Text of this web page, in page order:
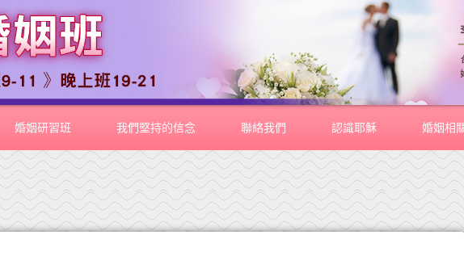
婚姻研習班 我們堅持的信念 聯絡我們 認識耶穌 婚姻相